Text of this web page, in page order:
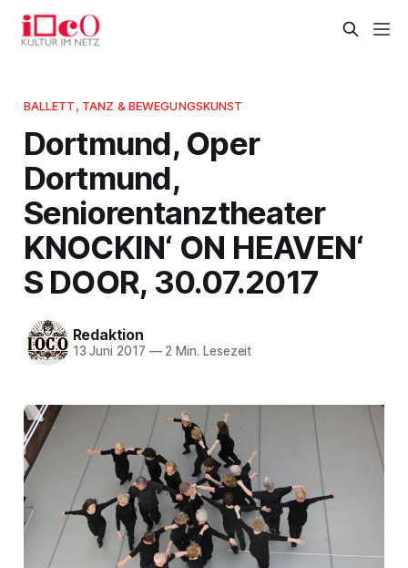
BALLETT, TANZ & BEWEGUNGSKUNST
Dortmund, Oper
Dortmund,
Seniorentanztheater
KNOCKIN‘ ON HEAVEN‘
S DOOR, 30.07.2017
Redaktion
13 Juni 2017 —2 Min. Lesezeit